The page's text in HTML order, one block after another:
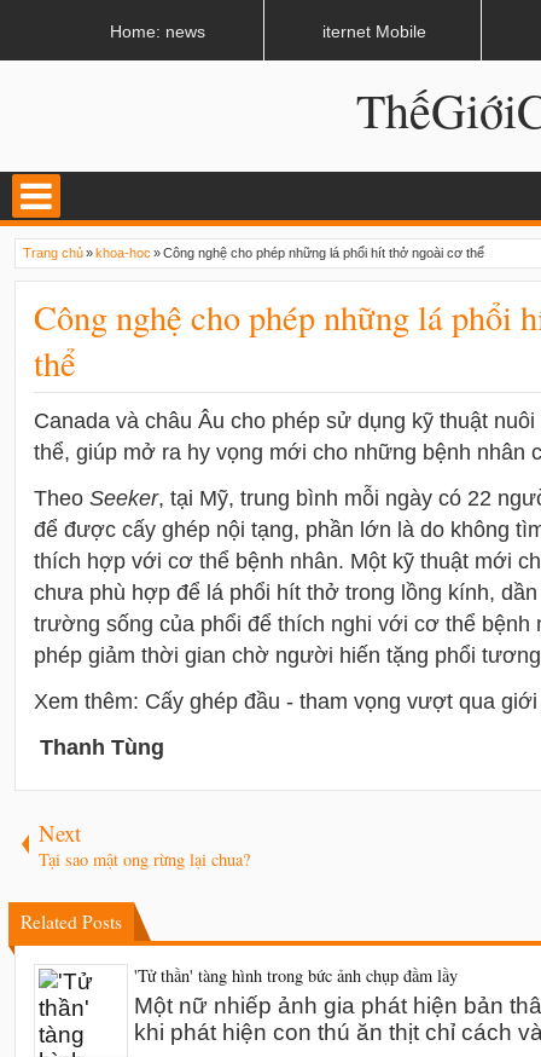
Trang chủ»khoa-hoc »Công nghệ cho phép những lá phổi hít thở ngoài cơ thể
Công nghệ cho phép những lá phổi
thể
Canada và châu Âu cho phép sử dụng kỹ thuật
thể, giúp mở ra hy vọng mới cho những bệnh nhân
Theo Seeker, tại Mỹ, trung bình mỗi ngày có 22
để được cấy ghép nội tạng, phần lớn là do không
thích hợp với cơ thể bệnh nhân. Một kỹ thuật mới
chưa phù hợp để lá phổi hít thở trong lồng kính,
trường sống của phổi để thích nghi với cơ thể bệnh
phép giảm thời gian chờ người hiến tặng phổi
Xem thêm: Cấy ghép đầu - tham vọng vượt qua
Thanh Tùng
Next
Tại sao mật ong rừng lại chua?
Related Posts
'Tử thần' tàng hình trong bức ảnh chụp đầm lầy
Một nữ nhiếp ảnh gia phát hiện bản
khi phát hiện con thú ăn thịt chỉ cách
Home: news iternet Mobile